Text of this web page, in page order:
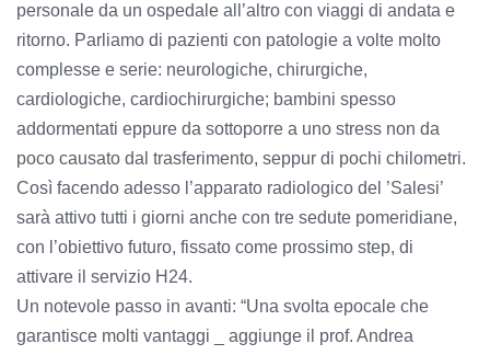
personale da un ospedale all’altro con viaggi di andata e
ritorno. Parliamo di pazienti con patologie a volte molto
complesse e serie: neurologiche, chirurgiche,
cardiologiche, cardiochirurgiche; bambini spesso
addormentati eppure da sottoporre a uno stress non da
poco causato dal trasferimento, seppur di pochi chilometri.
Così facendo adesso l’apparato radiologico del ’Salesi’
sarà attivo tutti i giorni anche con tre sedute pomeridiane,
con l’obiettivo futuro, fissato come prossimo step, di
attivare il servizio H24.
Un notevole passo in avanti: “Una svolta epocale che
garantisce molti vantaggi _ aggiunge il prof. Andrea